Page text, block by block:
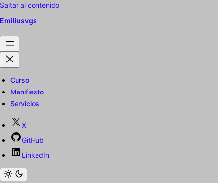
Saltar al contenido
Emiliusvgs
Curso
Manifiesto
Servicios
X
GitHub
LinkedIn